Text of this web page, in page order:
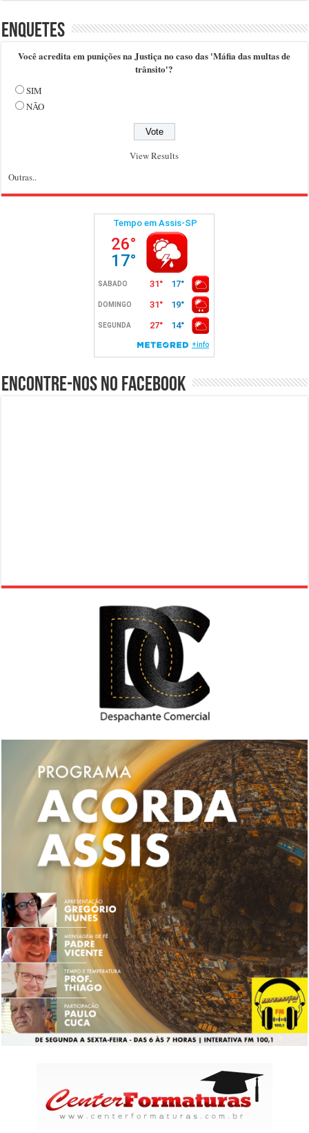
Enquetes
Você acredita em punições na Justiça no caso das 'Máfia das multas de
trânsito'?
SIM
NÃO
View Results
Outras..
Encontre-nos no Facebook